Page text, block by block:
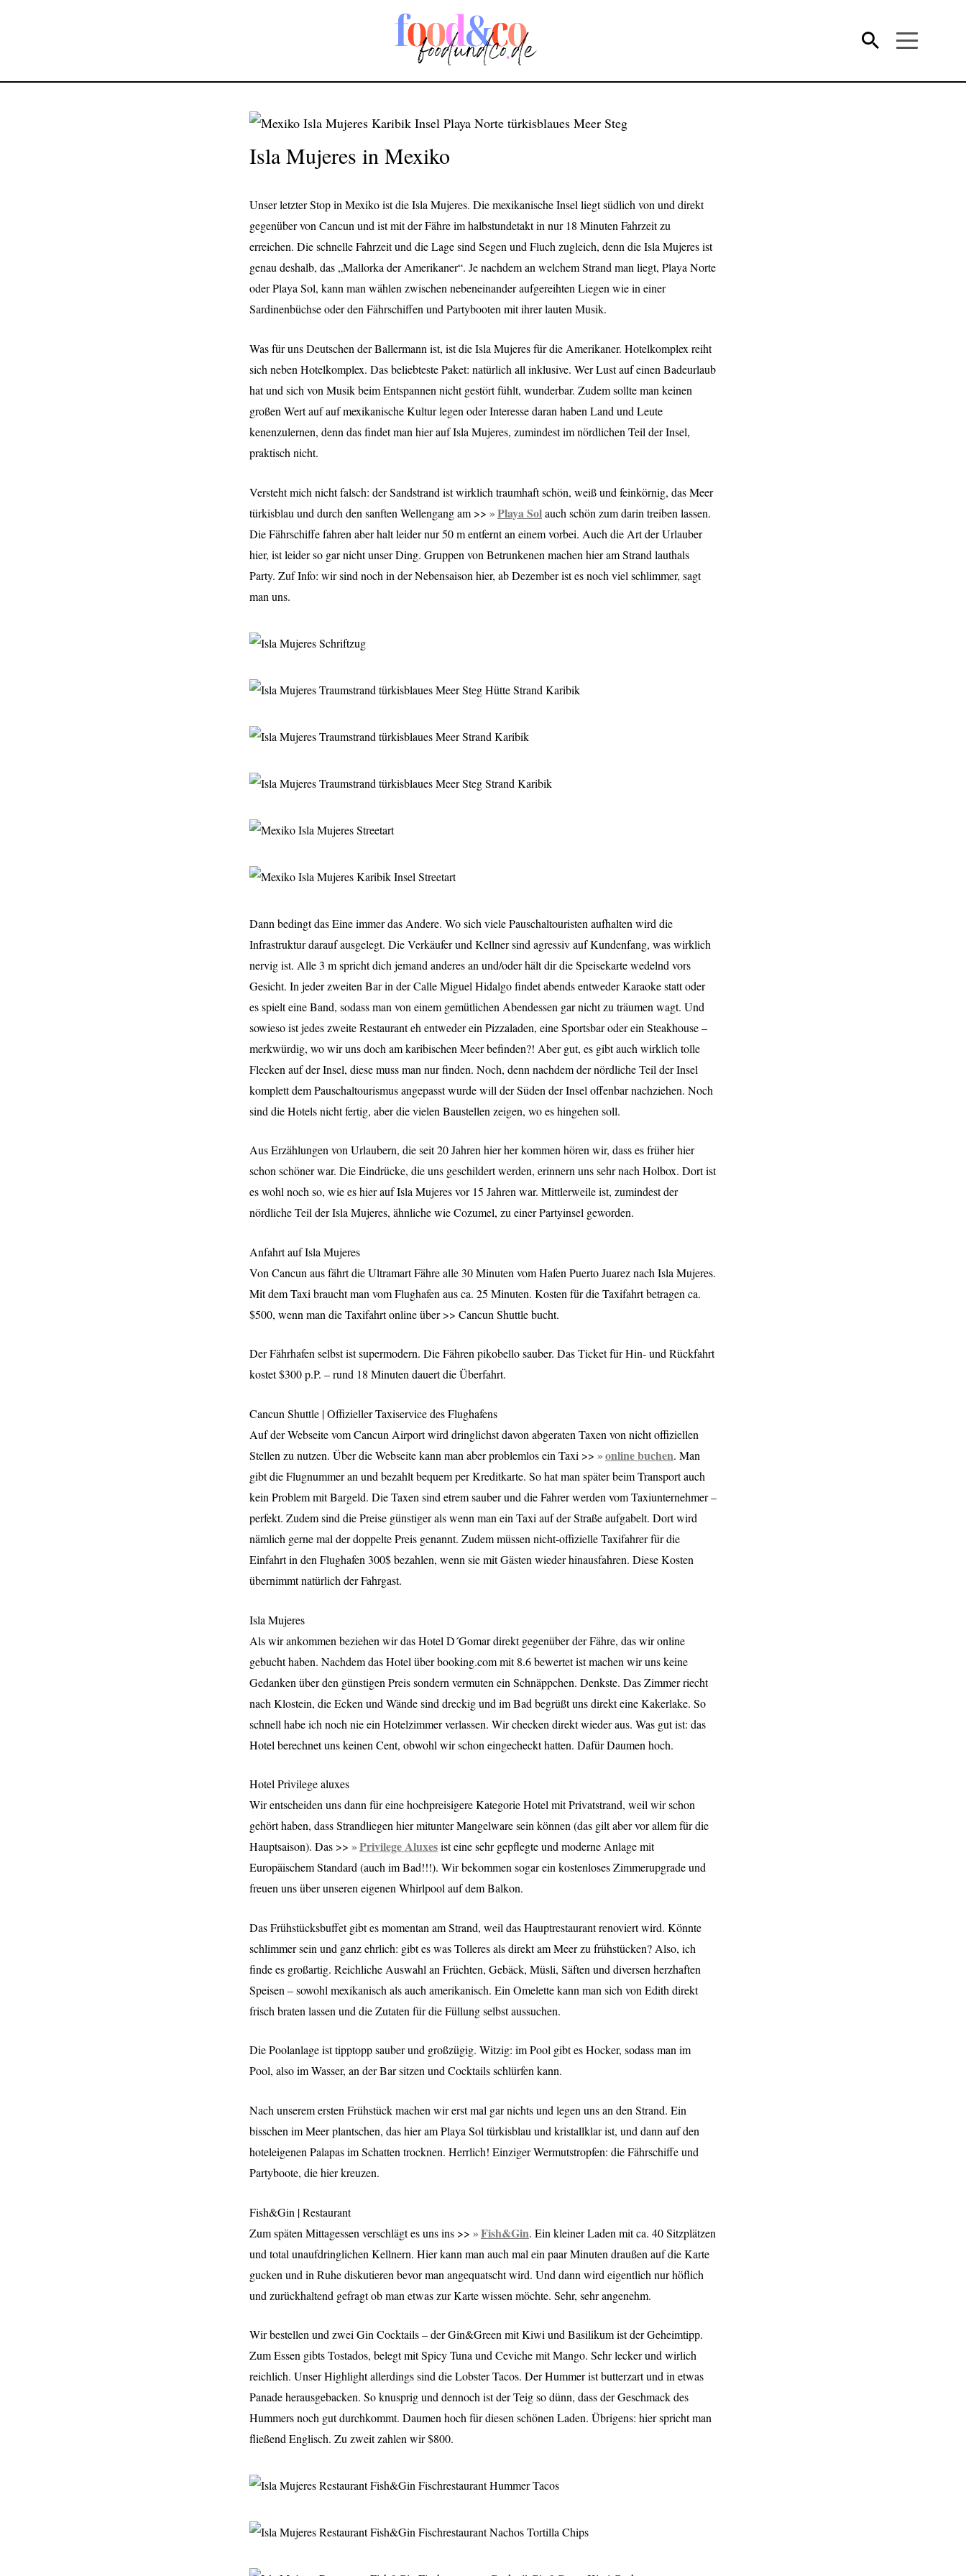
Isla Mujeres in Mexiko
Unser letzter Stop in Mexiko ist die Isla Mujeres. Die mexikanische Insel liegt südlich von und direkt
gegenüber von Cancun und ist mit der Fähre im halbstundetakt in nur 18 Minuten Fahrzeit zu
erreichen. Die schnelle Fahrzeit und die Lage sind Segen und Fluch zugleich, denn die Isla Mujeres ist
genau deshalb, das „Mallorka der Amerikaner“. Je nachdem an welchem Strand man liegt, Playa Norte
oder Playa Sol, kann man wählen zwischen nebeneinander aufgereihten Liegen wie in einer
Sardinenbüchse oder den Fährschiffen und Partybooten mit ihrer lauten Musik.
Was für uns Deutschen der Ballermann ist, ist die Isla Mujeres für die Amerikaner. Hotelkomplex reiht
sich neben Hotelkomplex. Das beliebteste Paket: natürlich all inklusive. Wer Lust auf einen Badeurlaub
hat und sich von Musik beim Entspannen nicht gestört fühlt, wunderbar. Zudem sollte man keinen
großen Wert auf auf mexikanische Kultur legen oder Interesse daran haben Land und Leute
kenenzulernen, denn das findet man hier auf Isla Mujeres, zumindest im nördlichen Teil der Insel,
praktisch nicht.
Versteht mich nicht falsch: der Sandstrand ist wirklich traumhaft schön, weiß und feinkörnig, das Meer
türkisblau und durch den sanften Wellengang am >>
Playa Solauch schön zum darin treiben lassen.
Die Fährschiffe fahren aber halt leider nur 50 m entfernt an einem vorbei. Auch die Art der Urlauber
hier, ist leider so gar nicht unser Ding. Gruppen von Betrunkenen machen hier am Strand lauthals
Party. Zuf Info: wir sind noch in der Nebensaison hier, ab Dezember ist es noch viel schlimmer, sagt
man uns.
Dann bedingt das Eine immer das Andere. Wo sich viele Pauschaltouristen aufhalten wird die
Infrastruktur darauf ausgelegt. Die Verkäufer und Kellner sind agressiv auf Kundenfang, was wirklich
nervig ist. Alle 3 m spricht dich jemand anderes an und/oder hält dir die Speisekarte wedelnd vors
Gesicht. In jeder zweiten Bar in der Calle Miguel Hidalgo findet abends entweder Karaoke statt oder
es spielt eine Band, sodass man von einem gemütlichen Abendessen gar nicht zu träumen wagt. Und
sowieso ist jedes zweite Restaurant eh entweder ein Pizzaladen, eine Sportsbar oder ein Steakhouse –
merkwürdig, wo wir uns doch am karibischen Meer befinden?! Aber gut, es gibt auch wirklich tolle
Flecken auf der Insel, diese muss man nur finden. Noch, denn nachdem der nördliche Teil der Insel
komplett dem Pauschaltourismus angepasst wurde will der Süden der Insel offenbar nachziehen. Noch
sind die Hotels nicht fertig, aber die vielen Baustellen zeigen, wo es hingehen soll.
Aus Erzählungen von Urlaubern, die seit 20 Jahren hier her kommen hören wir, dass es früher hier
schon schöner war. Die Eindrücke, die uns geschildert werden, erinnern uns sehr nach Holbox. Dort ist
es wohl noch so, wie es hier auf Isla Mujeres vor 15 Jahren war. Mittlerweile ist, zumindest der
nördliche Teil der Isla Mujeres, ähnliche wie Cozumel, zu einer Partyinsel geworden.
Anfahrt auf Isla Mujeres
Von Cancun aus fährt die Ultramart Fähre alle 30 Minuten vom Hafen Puerto Juarez nach Isla Mujeres.
Mit dem Taxi braucht man vom Flughafen aus ca. 25 Minuten. Kosten für die Taxifahrt betragen ca.
$500, wenn man die Taxifahrt online über >> Cancun Shuttle bucht.
Der Fährhafen selbst ist supermodern. Die Fähren pikobello sauber. Das Ticket für Hin- und Rückfahrt
kostet $300 p.P. – rund 18 Minuten dauert die Überfahrt.
Cancun Shuttle | Offizieller Taxiservice des Flughafens
Auf der Webseite vom Cancun Airport wird dringlichst davon abgeraten Taxen von nicht offiziellen
Stellen zu nutzen. Über die Webseite kann man aber problemlos ein Taxi >>
online buchen. Man
gibt die Flugnummer an und bezahlt bequem per Kreditkarte. So hat man später beim Transport auch
kein Problem mit Bargeld. Die Taxen sind etrem sauber und die Fahrer werden vom Taxiunternehmer –
perfekt. Zudem sind die Preise günstiger als wenn man ein Taxi auf der Straße aufgabelt. Dort wird
nämlich gerne mal der doppelte Preis genannt. Zudem müssen nicht-offizielle Taxifahrer für die
Einfahrt in den Flughafen 300$ bezahlen, wenn sie mit Gästen wieder hinausfahren. Diese Kosten
übernimmt natürlich der Fahrgast.
Isla Mujeres
Als wir ankommen beziehen wir das Hotel D´Gomar direkt gegenüber der Fähre, das wir online
gebucht haben. Nachdem das Hotel über booking.com mit 8.6 bewertet ist machen wir uns keine
Gedanken über den günstigen Preis sondern vermuten ein Schnäppchen. Denkste. Das Zimmer riecht
nach Klostein, die Ecken und Wände sind dreckig und im Bad begrüßt uns direkt eine Kakerlake. So
schnell habe ich noch nie ein Hotelzimmer verlassen. Wir checken direkt wieder aus. Was gut ist: das
Hotel berechnet uns keinen Cent, obwohl wir schon eingecheckt hatten. Dafür Daumen hoch.
Hotel Privilege aluxes
Wir entscheiden uns dann für eine hochpreisigere Kategorie Hotel mit Privatstrand, weil wir schon
gehört haben, dass Strandliegen hier mitunter Mangelware sein können (das gilt aber vor allem für die
Hauptsaison). Das >>
Privilege Aluxesist eine sehr gepflegte und moderne Anlage mit
Europäischem Standard (auch im Bad!!!). Wir bekommen sogar ein kostenloses Zimmerupgrade und
freuen uns über unseren eigenen Whirlpool auf dem Balkon.
Das Frühstücksbuffet gibt es momentan am Strand, weil das Hauptrestaurant renoviert wird. Könnte
schlimmer sein und ganz ehrlich: gibt es was Tolleres als direkt am Meer zu frühstücken? Also, ich
finde es großartig. Reichliche Auswahl an Früchten, Gebäck, Müsli, Säften und diversen herzhaften
Speisen – sowohl mexikanisch als auch amerikanisch. Ein Omelette kann man sich von Edith direkt
frisch braten lassen und die Zutaten für die Füllung selbst aussuchen.
Die Poolanlage ist tipptopp sauber und großzügig. Witzig: im Pool gibt es Hocker, sodass man im
Pool, also im Wasser, an der Bar sitzen und Cocktails schlürfen kann.
Nach unserem ersten Frühstück machen wir erst mal gar nichts und legen uns an den Strand. Ein
bisschen im Meer plantschen, das hier am Playa Sol türkisblau und kristallklar ist, und dann auf den
hoteleigenen Palapas im Schatten trocknen. Herrlich! Einziger Wermutstropfen: die Fährschiffe und
Partyboote, die hier kreuzen.
Fish&Gin | Restaurant
Zum späten Mittagessen verschlägt es uns ins >>
Fish&Gin. Ein kleiner Laden mit ca. 40 Sitzplätzen
und total unaufdringlichen Kellnern. Hier kann man auch mal ein paar Minuten draußen auf die Karte
gucken und in Ruhe diskutieren bevor man angequatscht wird. Und dann wird eigentlich nur höflich
und zurückhaltend gefragt ob man etwas zur Karte wissen möchte. Sehr, sehr angenehm.
Wir bestellen und zwei Gin Cocktails – der Gin&Green mit Kiwi und Basilikum ist der Geheimtipp.
Zum Essen gibts Tostados, belegt mit Spicy Tuna und Ceviche mit Mango. Sehr lecker und wirlich
reichlich. Unser Highlight allerdings sind die Lobster Tacos. Der Hummer ist butterzart und in etwas
Panade herausgebacken. So knusprig und dennoch ist der Teig so dünn, dass der Geschmack des
Hummers noch gut durchkommt. Daumen hoch für diesen schönen Laden. Übrigens: hier spricht man
fließend Englisch. Zu zweit zahlen wir $800.